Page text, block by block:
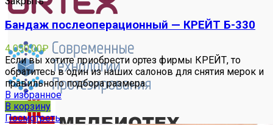
Бандаж послеоперационный — КРЕЙТ Б-330
4 050.00₽
Если вы хотите приобрести ортез фирмы КРЕЙТ, то
обратитесь в один из наших салонов для снятия мерок и
правильного подбора размера.
В избранное
В корзину
Посмотреть